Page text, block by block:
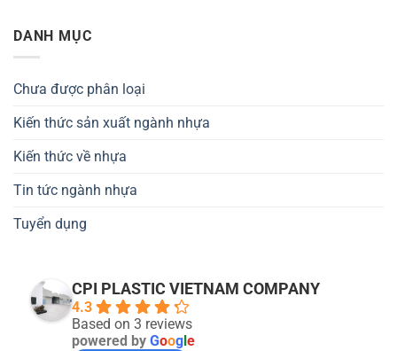
DANH MỤC
Chưa được phân loại
Kiến thức sản xuất ngành nhựa
Kiến thức về nhựa
Tin tức ngành nhựa
Tuyển dụng
CPI PLASTIC VIETNAM COMPANY
4.3
Based on 3 reviews
powered by Goog e